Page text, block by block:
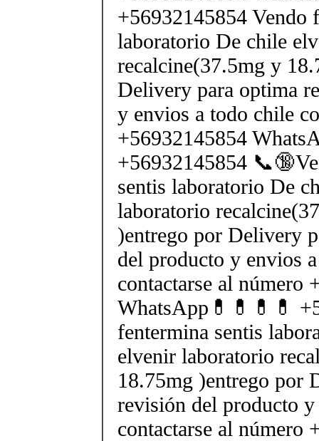
+56932145854 Vendo
laboratorio De chile
recalcine(37.5mg y
Delivery para optima
y envios a todo chile
+56932145854
+56932145854
sentis laboratorio De
laboratorio
)entrego por Delivery
del producto y envios
contactarse al número
WhatsApp💊💊💊💊
fentermina sentis
elvenir laboratorio
18.75mg )entrego por
revisión del producto
contactarse al número